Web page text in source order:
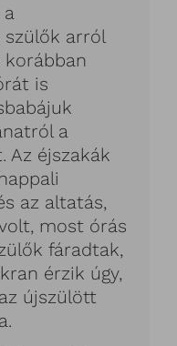
arról
korábban
is
a
Az éjszakák
az altatás,
most órás
fáradtak,
érzik úgy,
újszülött